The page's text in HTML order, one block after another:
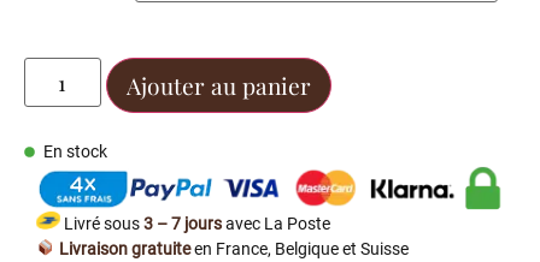
Ajouter au panier
En stock
Livré sous3 – 7 joursavec La Poste
Livraison gratuiteen France, Belgique et Suisse